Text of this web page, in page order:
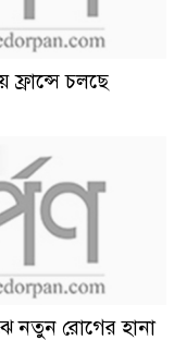
ফ্রান্সে চলছে
নতুন রোগের হানা